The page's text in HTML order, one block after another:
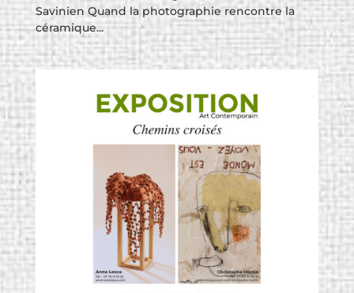
Savinien Quand la photographie rencontre la
céramique...